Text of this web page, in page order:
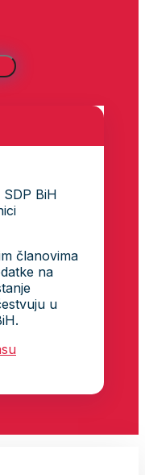
BiH
članovima
na
u